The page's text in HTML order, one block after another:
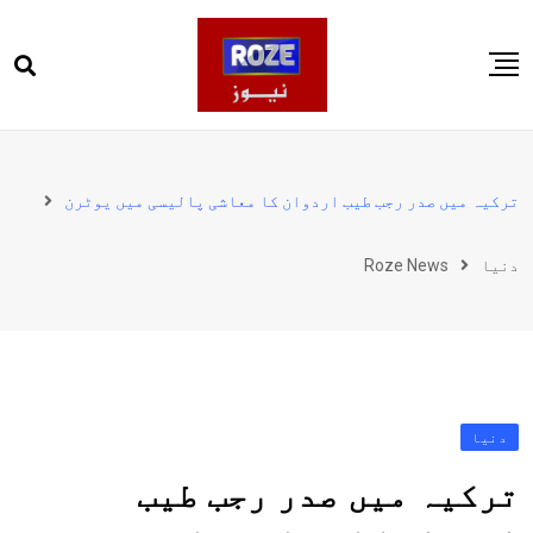
to
پاکستان
کھیل
ترکیہ میں صدر رجب طیب اردوان کا معاشی پالیسی میں یوٹرن
دنیا Roze News
دنیا
ترکیہ میں صدر رجب طیب